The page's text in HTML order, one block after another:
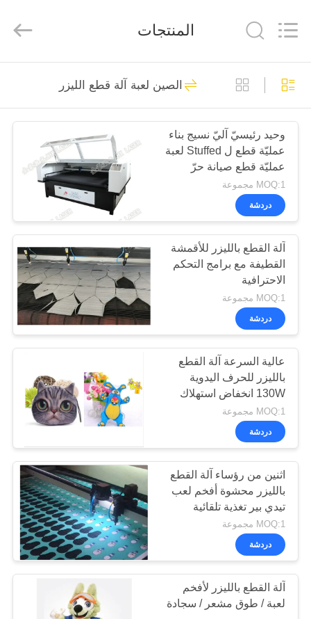
بيت
منتجات
معلومات
جولة
المصنع
ضبط
الجودة
اتصل
أخبار
نتحدث
الآن
COMPANY
NEWS
Photoelectric
Co.,Ltd.
آلة الليزر CO2
Galvo آلة الليزر
25
آلة ليزر الألياف
21
آلة تصوير بالليزر
38
المنتجات
الصين لعبة آلة قطع الليزر
وحيد رئيسيّ آليّ نسيج بناء
عمليّة قطع ل Stuffed لعبة
عمليّة قطع صيانة حرّ
MOQ:1 مجموعة
دردشة
آلة القطع بالليزر للأقمشة
القطيفة مع برامج التحكم
الاحترافية
MOQ:1 مجموعة
دردشة
عالية السرعة آلة القطع
بالليزر للحرف اليدوية
130W انخفاض استهلاك
الطاقة
MOQ:1 مجموعة
دردشة
اثنين من رؤساء آلة القطع
بالليزر محشوة أفخم لعب
تيدي بير تغذية تلقائية
MOQ:1 مجموعة
دردشة
آلة القطع بالليزر لأفخم
لعبة / طوق مشعر / سجادة